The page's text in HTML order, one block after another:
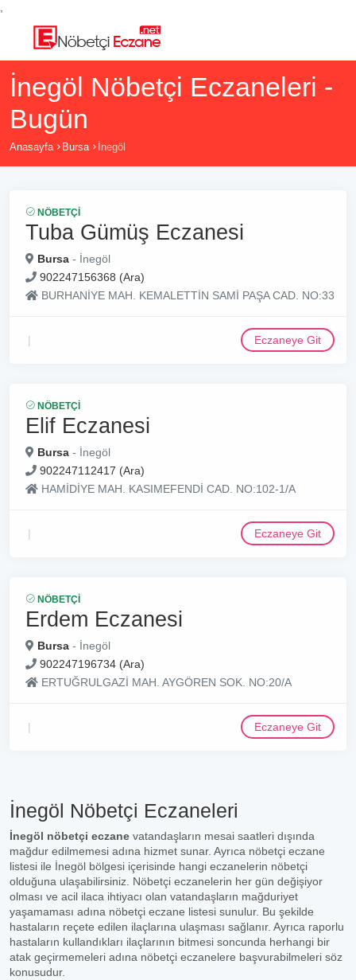
İnegöl Nöbetçi Eczaneleri -
Bugün
Anasayfa Bursa İnegöl
NÖBETÇI
Tuba Gümüş Eczanesi
Bursa - İnegöl
902247156368 (Ara)
BURHANİYE MAH. KEMALETTİN SAMİ PAŞA CAD. NO:33
Eczaneye Git
NÖBETÇI
Elif Eczanesi
Bursa - İnegöl
902247112417 (Ara)
HAMİDİYE MAH. KASIMEFENDİ CAD. NO:102-1/A
Eczaneye Git
NÖBETÇI
Erdem Eczanesi
Bursa - İnegöl
902247196734 (Ara)
ERTUĞRULGAZİ MAH. AYGÖREN SOK. NO:20/A
Eczaneye Git
İnegöl Nöbetçi Eczaneleri
İnegöl nöbetçi eczane vatandaşların mesai saatleri dışında
mağdur edilmemesi adına hizmet sunar. Ayrıca nöbetçi eczane
listesi ile İnegöl bölgesi içerisinde hangi eczanelerin nöbetçi
olduğuna ulaşabilirsiniz. Nöbetçi eczanelerin her gün değişiyor
olması ve acil ilaca ihtiyacı olan vatandaşların mağduriyet
yaşamaması adına nöbetçi eczane listesi sunulur. Bu şekilde
hastaların reçete edilen ilaçlarına ulaşması sağlanır. Ayrıca raporlu
hastaların kullandıkları ilaçlarının bitmesi soncunda herhangi bir
atak geçirmemeleri adına nöbetçi eczanelere başvurabilmeleri söz
konusudur.